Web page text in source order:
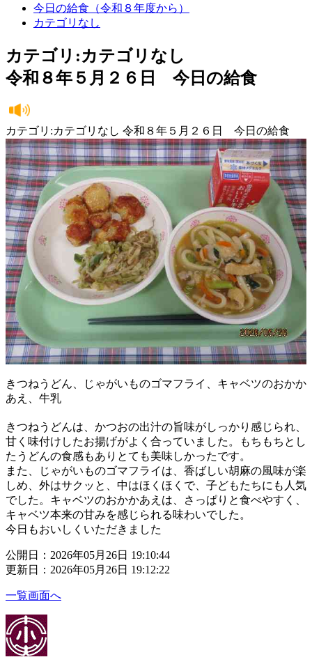
今日の給食（令和８年度から）
カテゴリなし
カテゴリ:カテゴリなし
令和８年５月２６日 今日の給食
カテゴリ:カテゴリなし 令和８年５月２６日 今日の給食
きつねうどん、じゃがいものゴマフライ、キャベツのおかか
あえ、牛乳
きつねうどんは、かつおの出汁の旨味がしっかり感じられ、
甘く味付けしたお揚げがよく合っていました。もちもちとし
たうどんの食感もありとても美味しかったです。
また、じゃがいものゴマフライは、香ばしい胡麻の風味が楽
しめ、外はサクッと、中はほくほくで、子どもたちにも人気
でした。キャベツのおかかあえは、さっぱりと食べやすく、
キャベツ本来の甘みを感じられる味わいでした。
今日もおいしくいただきました
公開日：2026年05月26日 19:10:44
更新日：2026年05月26日 19:12:22
一覧画面へ